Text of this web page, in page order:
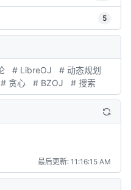
5
# LibreOJ
# 动态规划
# 贪心 # BZOJ # 搜索
最后更新: 11:16:15 AM